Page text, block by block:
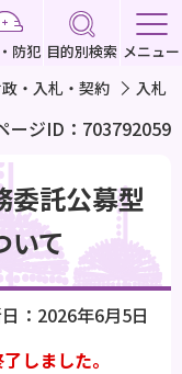
防犯 目的別検索 メニュー
・入札・契約 入札
ージID：703792059
委託公募型
いて
：2026年6月5日
しました。